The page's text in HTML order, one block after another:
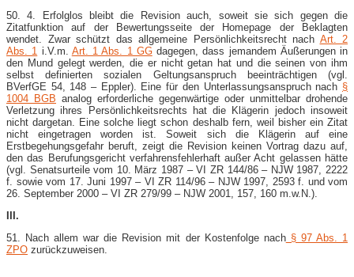
50. 4. Erfolglos bleibt die Revision auch, soweit sie sich gegen die
Zitatfunktion auf der Bewertungsseite der Homepage der Beklagten
wendet. Zwar schützt das allgemeine Persönlichkeitsrecht nach Art. 2
Abs. 1 i.V.m. Art. 1 Abs. 1 GGdagegen, dass jemandem Äußerungen in
den Mund gelegt werden, die er nicht getan hat und die seinen von ihm
selbst definierten sozialen Geltungsanspruch beeinträchtigen (vgl.
BVerfGE 54, 148 – Eppler). Eine für den Unterlassungsanspruch nach §
1004 BGB analog erforderliche gegenwärtige oder unmittelbar drohende
Verletzung ihres Persönlichkeitsrechts hat die Klägerin jedoch insoweit
nicht dargetan. Eine solche liegt schon deshalb fern, weil bisher ein Zitat
nicht eingetragen worden ist. Soweit sich die Klägerin auf eine
Erstbegehungsgefahr beruft, zeigt die Revision keinen Vortrag dazu auf,
den das Berufungsgericht verfahrensfehlerhaft außer Acht gelassen hätte
(vgl. Senatsurteile vom 10. März 1987 – VI ZR 144/86 – NJW 1987, 2222
f. sowie vom 17. Juni 1997 – VI ZR 114/96 – NJW 1997, 2593 f. und vom
26. September 2000 – VI ZR 279/99 – NJW 2001, 157, 160 m.w.N.).
III.
51. Nach allem war die Revision mit der Kostenfolge nach§ 97 Abs. 1
ZPO zurückzuweisen.